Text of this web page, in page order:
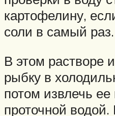
картофелину,
соли в самый раз.
В этом растворе
рыбку в
потом извлечь
проточной